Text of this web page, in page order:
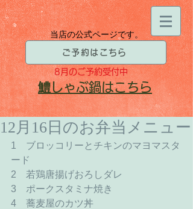
当店の公式ページです。
ご予約はこちら
8月のご予約受付中
​鱧しゃぶ鍋はこちら
12月16日のお弁当メニュー
1　ブロッコリーとチキンのマヨマスタ
ード
2　若鶏唐揚げおろしダレ
3　ポークスタミナ焼き
4　蕎麦屋のカツ丼